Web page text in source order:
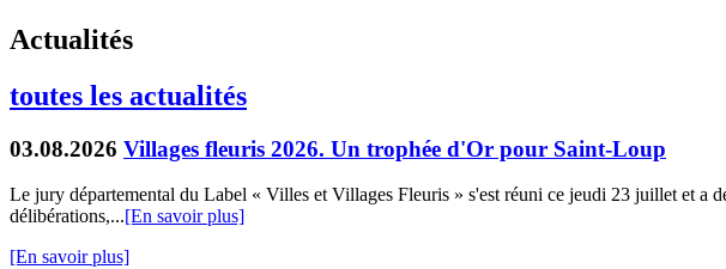
Actualités
toutes les actualités
03.08.2026 Villages fleuris 2026. Un trophée d'Or pour Saint-Loup
Le jury départemental du Label « Villes et Villages Fleuris » s'est réuni ce jeudi 23 juillet et a
délibérations,...[En savoir plus]
[En savoir plus]